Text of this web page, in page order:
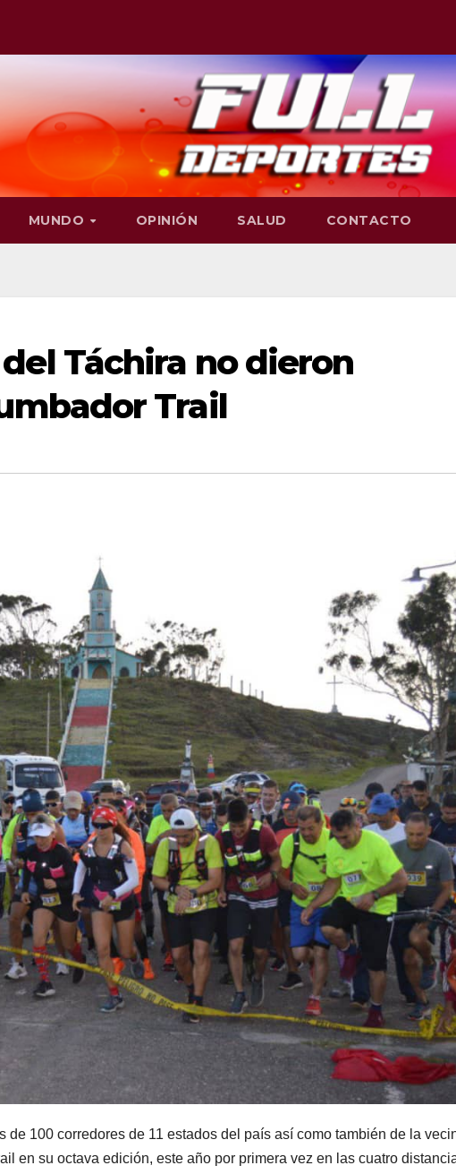
MUNDO OPINIÓN SALUD CONTACTO
Táchira no dieron
Trail
100 corredores de 11 estados del país así como también de la
en su octava edición, este año por primera vez en las cuatro